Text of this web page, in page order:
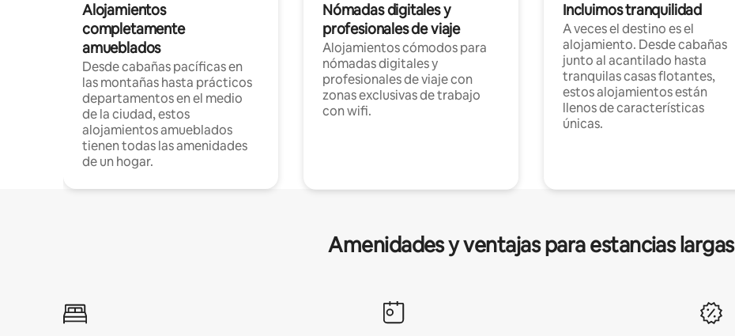
Alojamientos
completamente
amueblados
Desde cabañas pacíficas en
las montañas hasta prácticos
departamentos en el medio
de la ciudad, estos
alojamientos amueblados
tienen todas las amenidades
de un hogar.
Nómadas digitales y
profesionales de viaje
Alojamientos cómodos para
nómadas digitales y
profesionales de viaje con
zonas exclusivas de trabajo
con wifi.
Incluimos tranquilidad
A veces el destino es el
alojamiento. Desde cabañas
junto al acantilado hasta
tranquilas casas flotantes,
estos alojamientos están
llenos de características
únicas.
Amenidades y ventajas para estancias largas